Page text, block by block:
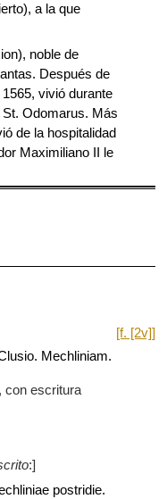
a la que
noble de
Después de
vivió durante
Odomarus. Más
de la hospitalidad
Maximiliano II le
[f. [2v]]
Mechliniam.
con escritura
:]
postridie.